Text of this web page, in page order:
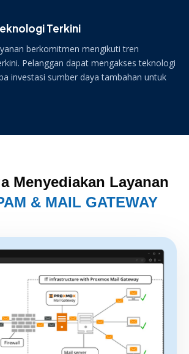
Terkini
berkomitmen mengikuti tren
Pelanggan dapat mengakses teknologi
investasi sumber daya tambahan untuk
Menyediakan Layanan
& MAIL GATEWAY